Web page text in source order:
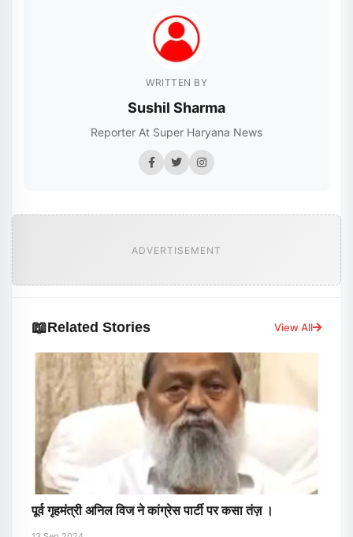
WRITTEN BY
Sushil Sharma
Reporter At Super Haryana News
ADVERTISEMENT
📖Related Stories View All
पूर्व गृहमंत्री अनिल विज ने कांग्रेस पार्टी पर कसा तंज़ ।